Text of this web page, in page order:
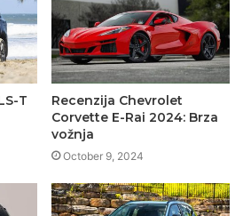
T
Recenzija Chevrolet
Corvette E-Rai 2024: Brza
vožnja
October 9, 2024